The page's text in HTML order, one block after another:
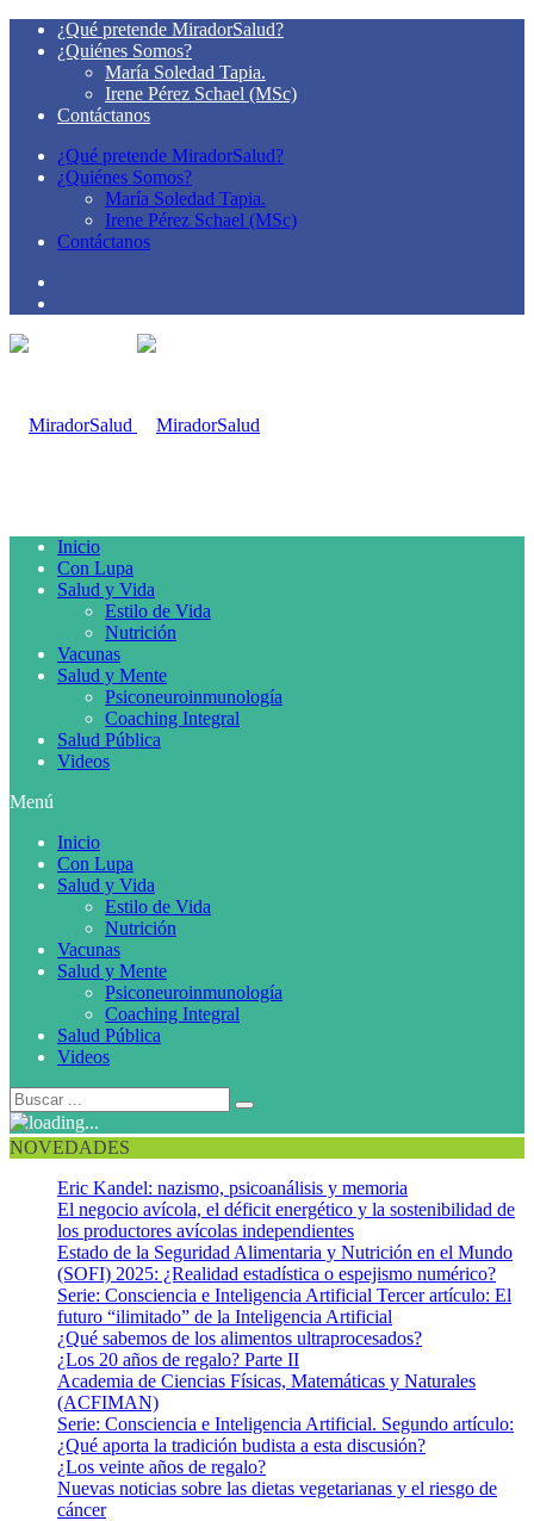
¿Qué pretende MiradorSalud?
¿Quiénes Somos?
María Soledad Tapia.
Irene Pérez Schael (MSc)
Contáctanos
¿Qué pretende MiradorSalud?
¿Quiénes Somos?
María Soledad Tapia.
Irene Pérez Schael (MSc)
Contáctanos
Inicio
Con Lupa
Salud y Vida
Estilo de Vida
Nutrición
Vacunas
Salud y Mente
Psiconeuroinmunología
Coaching Integral
Salud Pública
Videos
Menú
Inicio
Con Lupa
Salud y Vida
Estilo de Vida
Nutrición
Vacunas
Salud y Mente
Psiconeuroinmunología
Coaching Integral
Salud Pública
Videos
NOVEDADES
Eric Kandel: nazismo, psicoanálisis y memoria
El negocio avícola, el déficit energético y la sostenibilidad de
los productores avícolas independientes
Estado de la Seguridad Alimentaria y Nutrición en el Mundo
(SOFI) 2025: ¿Realidad estadística o espejismo numérico?
Serie: Consciencia e Inteligencia Artificial Tercer artículo: El
futuro “ilimitado” de la Inteligencia Artificial
¿Qué sabemos de los alimentos ultraprocesados?
¿Los 20 años de regalo? Parte II
Academia de Ciencias Físicas, Matemáticas y Naturales
(ACFIMAN)
Serie: Consciencia e Inteligencia Artificial. Segundo artículo:
¿Qué aporta la tradición budista a esta discusión?
¿Los veinte años de regalo?
Nuevas noticias sobre las dietas vegetarianas y el riesgo de
cáncer